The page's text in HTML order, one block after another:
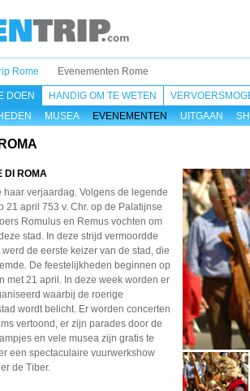
Rome Evenementen Rome
DOEN
MUSEA EVENEMENTEN UITGAAN
HANDIG OM TE WETEN
DI ROMA
haar verjaardag. Volgens de legende
21 april 753 v. Chr. op de Palatijnse
Romulus en Remus vochten om
stad. In deze strijd vermoordde
de eerste keizer van de stad, die
De feestelijkheden beginnen op
met 21 april. In deze week worden er
waarbij de roerige
wordt belicht. Er worden concerten
vertoond, er zijn parades door de
en vele musea zijn gratis te
een spectaculaire vuurwerkshow
de Tiber.